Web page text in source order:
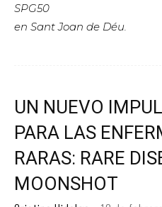
SPG50
en Sant Joan de Déu.
UN NUEVO
PARA LAS
RARAS: RARE
MOONSHOT